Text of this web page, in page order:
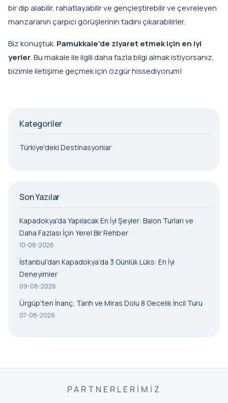
bir dip alabilir, rahatlayabilir ve gençleştirebilir ve çevreleyen
manzaranın çarpıcı görüşlerinin tadını çıkarabilirler.
Biz konuştuk. Pamukkale'de ziyaret etmek için en iyi
yerler. Bu makale ile ilgili daha fazla bilgi almak istiyorsanız,
bizimle iletişime geçmek için özgür hissediyorum!
Kategoriler
Türkiye'deki Destinasyonlar
Son Yazılar
Kapadokya'da Yapılacak En İyi Şeyler: Balon Turları ve
Daha Fazlası İçin Yerel Bir Rehber
10-08-2026
İstanbul’dan Kapadokya’da 3 Günlük Lüks: En İyi
Deneyimler
09-08-2026
Ürgüp’ten İnanç, Tarih ve Miras Dolu 8 Gecelik İncil Turu
07-08-2026
PARTNERLERIMIZ